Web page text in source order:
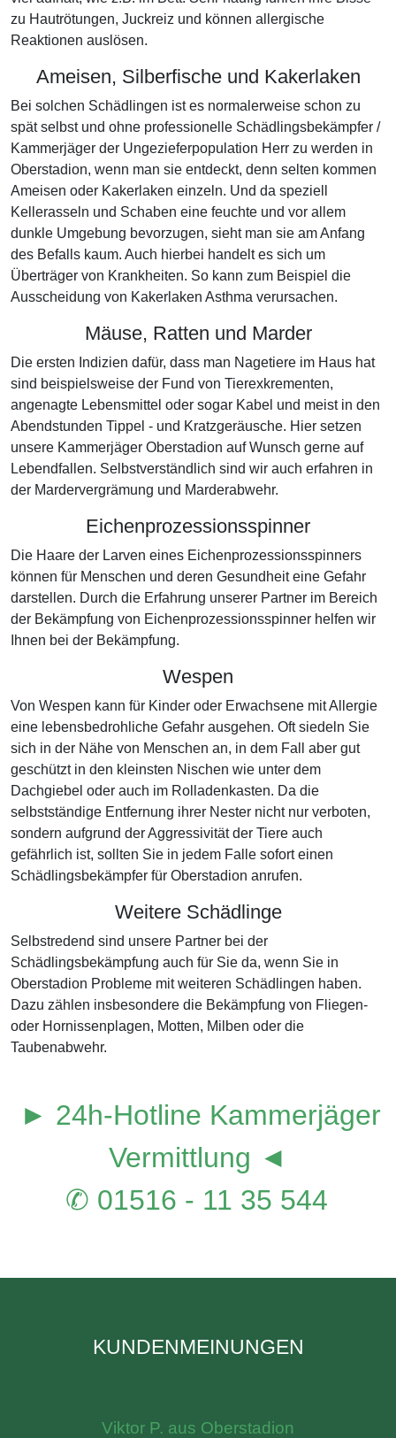
zu Hautrötungen, Juckreiz und können allergische
Reaktionen auslösen.
Ameisen, Silberfische und Kakerlaken
Bei solchen Schädlingen ist es normalerweise schon zu
spät selbst und ohne professionelle Schädlingsbekämpfer /
Kammerjäger der Ungezieferpopulation Herr zu werden in
Oberstadion, wenn man sie entdeckt, denn selten kommen
Ameisen oder Kakerlaken einzeln. Und da speziell
Kellerasseln und Schaben eine feuchte und vor allem
dunkle Umgebung bevorzugen, sieht man sie am Anfang
des Befalls kaum. Auch hierbei handelt es sich um
Überträger von Krankheiten. So kann zum Beispiel die
Ausscheidung von Kakerlaken Asthma verursachen.
Mäuse, Ratten und Marder
Die ersten Indizien dafür, dass man Nagetiere im Haus hat
sind beispielsweise der Fund von Tierexkrementen,
angenagte Lebensmittel oder sogar Kabel und meist in den
Abendstunden Tippel - und Kratzgeräusche. Hier setzen
unsere Kammerjäger Oberstadion auf Wunsch gerne auf
Lebendfallen. Selbstverständlich sind wir auch erfahren in
der Mardervergrämung und Marderabwehr.
Eichenprozessionsspinner
Die Haare der Larven eines Eichenprozessionsspinners
können für Menschen und deren Gesundheit eine Gefahr
darstellen. Durch die Erfahrung unserer Partner im Bereich
der Bekämpfung von Eichenprozessionsspinner helfen wir
Ihnen bei der Bekämpfung.
Wespen
Von Wespen kann für Kinder oder Erwachsene mit Allergie
eine lebensbedrohliche Gefahr ausgehen. Oft siedeln Sie
sich in der Nähe von Menschen an, in dem Fall aber gut
geschützt in den kleinsten Nischen wie unter dem
Dachgiebel oder auch im Rolladenkasten. Da die
selbstständige Entfernung ihrer Nester nicht nur verboten,
sondern aufgrund der Aggressivität der Tiere auch
gefährlich ist, sollten Sie in jedem Falle sofort einen
Schädlingsbekämpfer für Oberstadion anrufen.
Weitere Schädlinge
Selbstredend sind unsere Partner bei der
Schädlingsbekämpfung auch für Sie da, wenn Sie in
Oberstadion Probleme mit weiteren Schädlingen haben.
Dazu zählen insbesondere die Bekämpfung von Fliegen-
oder Hornissenplagen, Motten, Milben oder die
Taubenabwehr.
► 24h-Hotline Kammerjäger
Vermittlung ◄
✆ 01516 - 11 35 544
KUNDENMEINUNGEN
Viktor P. aus Oberstadion